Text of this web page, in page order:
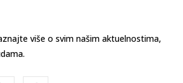
više o svim našim aktuelnostima,